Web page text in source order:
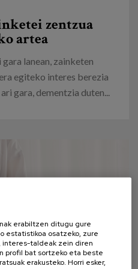
zentzua
artea
lanean, zainketen
egiteko interes berezia
gara, dementzia duten...
erabiltzen ditugu gure
estatistikoa osatzeko, zure
interes-taldeak zein diren
profil bat sortzeko eta beste
erakusteko. Horri esker,